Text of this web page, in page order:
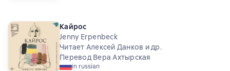
Кайрос
Jenny Erpenbeck
Читает Алексей Данков и др.
Перевод Вера Ахтырская
in russian